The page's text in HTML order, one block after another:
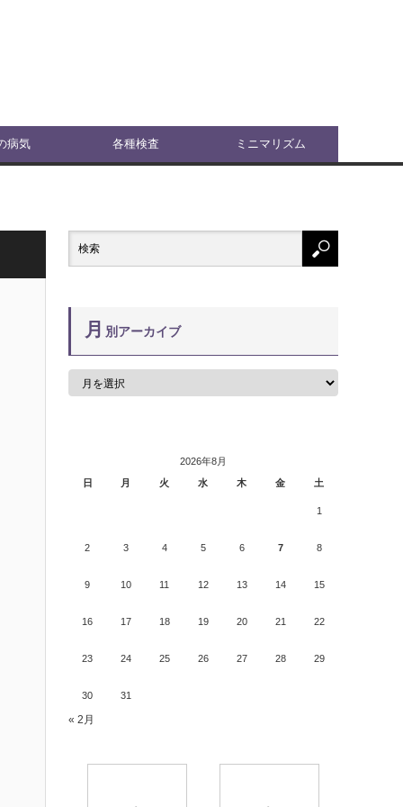
病気 各種検査 ミニマリズム
月 別アーカイブ
2026年8月
日
月 火 水 木 金 土
1
2 3 4 5 6 7 8
9 10 11 12 13 14 15
16 17 18 19 20 21 22
23 24 25 26 27 28 29
30 31
« 2月